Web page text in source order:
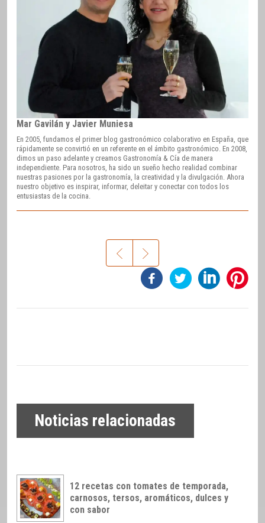
Mar Gavilán y Javier Muniesa
En 2005, fundamos el primer blog gastronómico colaborativo en España, que
rápidamente se convirtió en un referente en el ámbito gastronómico. En 2008,
dimos un paso adelante y creamos Gastronomía & Cía de manera
independiente. Para nosotros, ha sido un sueño hecho realidad combinar
nuestras pasiones por la gastronomía, la creatividad y la divulgación. Ahora
nuestro objetivo es inspirar, informar, deleitar y conectar con todos los
entusiastas de la cocina.
Noticias relacionadas
12 recetas con tomates de temporada,
carnosos, tersos, aromáticos, dulces y
con sabor